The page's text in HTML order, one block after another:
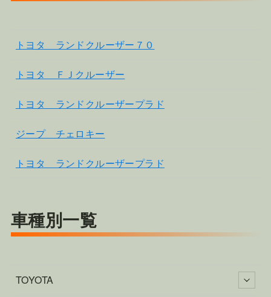
トヨタ ランドクルーザー７０
トヨタ ＦＪクルーザー
トヨタ ランドクルーザープラド
ジープ チェロキー
トヨタ ランドクルーザープラド
車種別一覧
TOYOTA